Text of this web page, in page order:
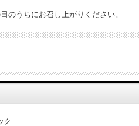
のうちにお召し上がりください。
ク